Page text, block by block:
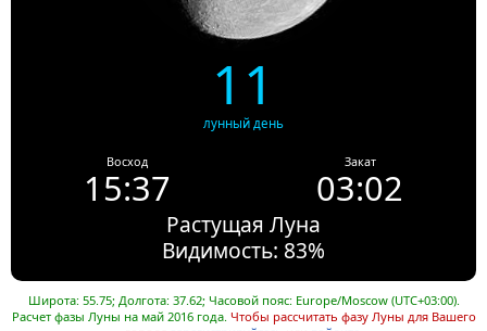
11
лунный день
Восход
15:37
Закат
03:02
Растущая Луна
Видимость: 83%
Широта: 55.75; Долгота: 37.62; Часовой пояс: Europe/Moscow (UTC+03:00).
Расчет фазы Луны на май 2016 года. Чтобы рассчитать фазу Луны для Вашего